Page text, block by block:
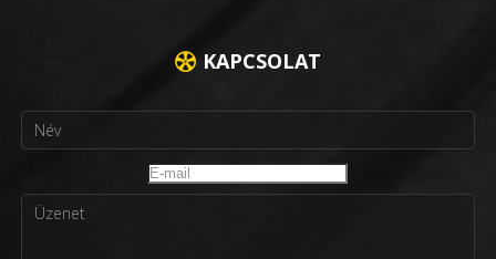
KAPCSOLAT